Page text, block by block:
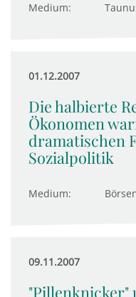
Medium:
01.12.2007
Die halbierte
Ökonomen
dramatischen
Sozialpolitik
Medium:
09.11.2007
"Pillenknicker"